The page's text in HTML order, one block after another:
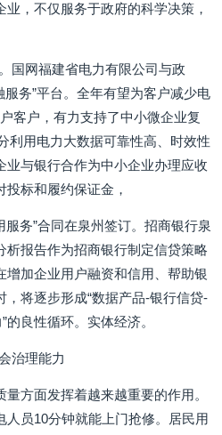
，不仅服务于政府的科学决策，
国网福建省电力有限公司与政
服务”平台。全年有望为客户减少电
客户，有力支持了中小微企业复
利用电力大数据可靠性高、时效性
业与银行合作为中小企业办理应收
标和履约保证金，
务”合同在泉州签订。招商银行泉
析报告作为招商银行制定信贷策略
增加企业用户融资和信用、帮助银
将逐步形成“数据产品-银行信贷-
良性循环。实体经济。
治理能力
方面发挥着越来越重要的作用。
员10分钟就能上门抢修。居民用